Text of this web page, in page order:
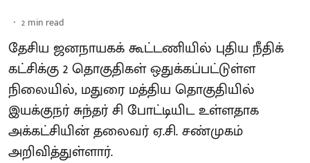
2 min read
தேசிய ஜனநாயகக் கூட்டணியில் புதிய நீதிக்
கட்சிக்கு 2 தொகுதிகள் ஒதுக்கப்பட்டுள்ள
நிலையில், மதுரை மத்திய தொகுதியில்
இயக்குநர் சுந்தர் சி போட்டியிட உள்ளதாக
அக்கட்சியின் தலைவர் ஏ.சி. சண்முகம்
அறிவித்துள்ளார்.